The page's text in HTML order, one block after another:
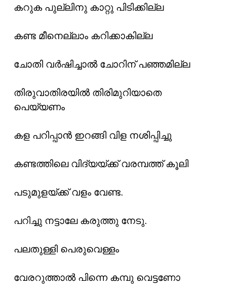
കറുക പുല്ലിനു കാറ്റു പിടിക്കില്ല
കണ്ട മീനെല്ലാം കറിക്കാകില്ല
ചോതി വർഷിച്ചാൽ ചോറിന് പഞ്ഞമില്ല
തിരുവാതിരയിൽ തിരിമുറിയാതെ
പെയ്യണം
കള പറിപ്പാൻ ഇറങ്ങി വിള നശിപ്പിച്ചു
കണ്ടത്തിലെ വിദ്യയ്ക്ക് വരമ്പത്ത് കൂലി
പടുമുളയ്ക്ക്‌ വളം വേണ്ട.
പറിച്ചു നട്ടാലേ കരുത്തു നേടു.
പലതുള്ളി പെരുവെള്ളം
വേരറുത്താൽ പിന്നെ കമ്പു വെട്ടണോ